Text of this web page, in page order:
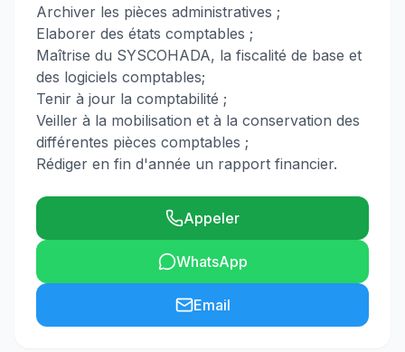
Archiver les pièces administratives ;
Elaborer des états comptables ;
Maîtrise du SYSCOHADA, la fiscalité de base et
des logiciels comptables;
Tenir à jour la comptabilité ;
Veiller à la mobilisation et à la conservation des
différentes pièces comptables ;
Rédiger en fin d'année un rapport financier.
Appeler
WhatsApp
Email